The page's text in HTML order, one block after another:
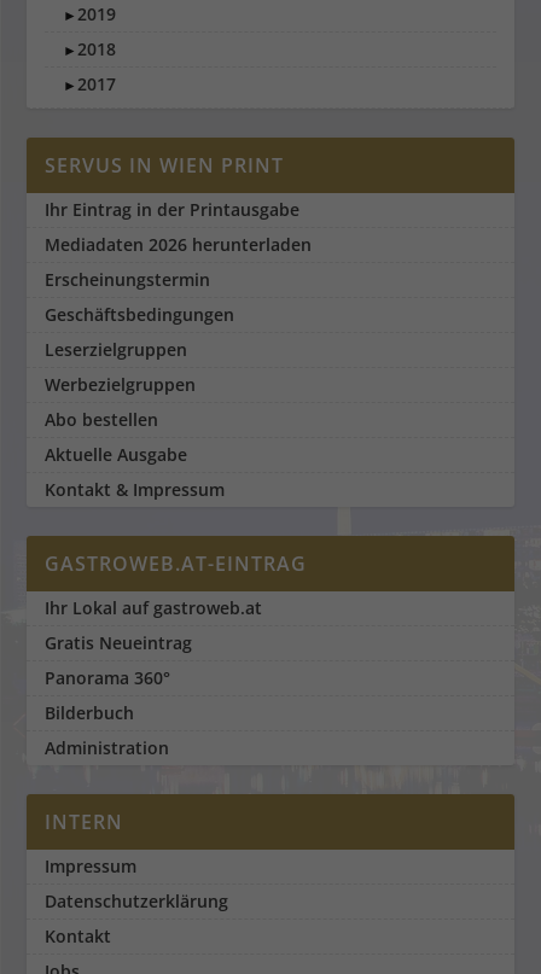
►2019
►2018
►2017
SERVUS IN WIEN PRINT
Ihr Eintrag in der Printausgabe
Mediadaten 2026 herunterladen
Erscheinungstermin
Geschäftsbedingungen
Leserzielgruppen
Werbezielgruppen
Abo bestellen
Aktuelle Ausgabe
Kontakt & Impressum
GASTROWEB.AT-EINTRAG
Ihr Lokal auf gastroweb.at
Gratis Neueintrag
Panorama 360°
Bilderbuch
Administration
INTERN
Impressum
Datenschutzerklärung
Kontakt